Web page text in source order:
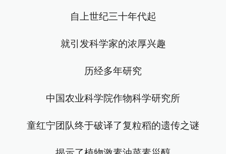
自上世纪三十年代起
就引发科学家的浓厚兴趣
历经多年研究
中国农业科学院作物科学研究所
童红宁团队终于破译了复粒稻的遗传之谜